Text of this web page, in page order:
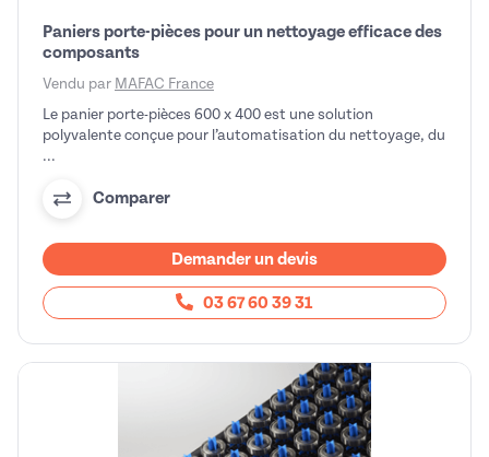
Paniers porte-pièces pour un nettoyage efficace des
composants
Vendu par MAFAC France
Le panier porte-pièces 600 x 400 est une solution
polyvalente conçue pour l’automatisation du nettoyage, du
...
Comparer
Demander un devis
03 67 60 39 31